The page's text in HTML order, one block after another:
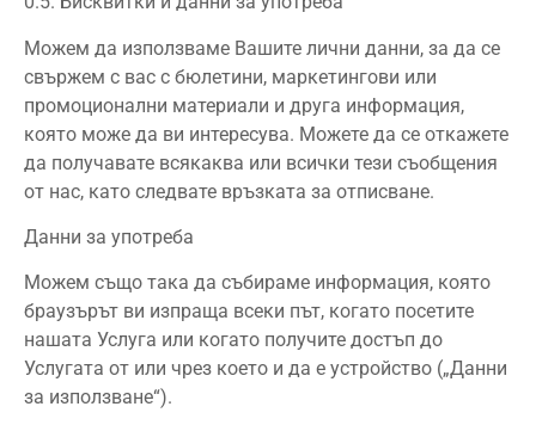
Можем да използваме Вашите лични данни, за да се
свържем с вас с бюлетини, маркетингови или
промоционални материали и друга информация,
която може да ви интересува. Можете да се откажете
да получавате всякаква или всички тези съобщения
от нас, като следвате връзката за отписване.
Данни за употреба
Можем също така да събираме информация, която
браузърът ви изпраща всеки път, когато посетите
нашата Услуга или когато получите достъп до
Услугата от или чрез което и да е устройство („Данни
за използване“).